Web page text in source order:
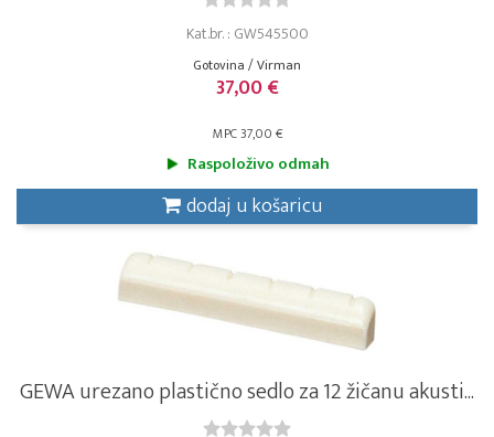
Kat.br. : GW545500
Gotovina / Virman
37,00 €
MPC 37,00 €
Raspoloživo odmah
dodaj u košaricu
GEWA urezano plastično sedlo za 12 žičanu akusti...